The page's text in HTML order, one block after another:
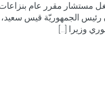
مستشار مقرر عام بنزاعات